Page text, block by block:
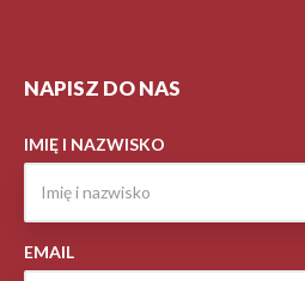
NAPISZ DO NAS
IMIĘ I NAZWISKO
EMAIL